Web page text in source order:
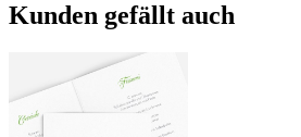
Kunden gefällt auch